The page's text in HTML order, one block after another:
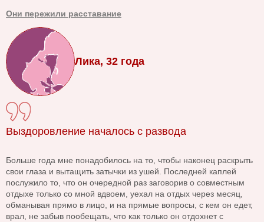
Они пережили расставание
Лика, 32 года
Выздоровление началось с развода
Больше года мне понадобилось на то, чтобы наконец раскрыть
свои глаза и вытащить затычки из ушей. Последней каплей
послужило то, что он очередной раз заговорив о совместным
отдыхе только со мной вдвоем, уехал на отдых через месяц,
обманывая прямо в лицо, и на прямые вопросы, с кем он едет,
врал, не забыв пообещать, что как только он отдохнет с